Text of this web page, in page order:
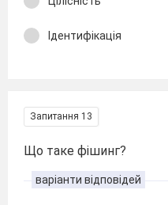
Ідентифікація
Запитання 13
Що таке фішинг?
варіанти відповідей